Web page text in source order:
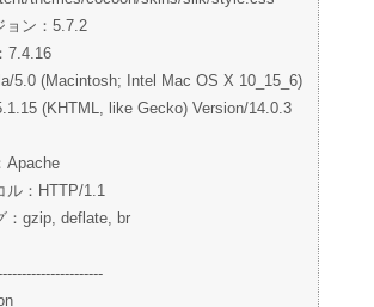
ョン：5.7.2
7.4.16
5.0 (Macintosh; Intel Mac OS X 10_15_6)
(KHTML, like Gecko) Version/14.0.3
Apache
ル：HTTP/1.1
：gzip, deflate, br